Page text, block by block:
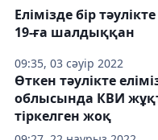
09:35, 03 сәуір 2022
Елімізде бір
19-ға шалдыққан
Өткен тәулікте
облысында КВИ
тіркелген жоқ